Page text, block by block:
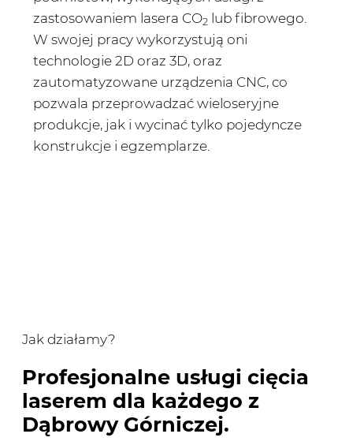
zastosowaniem lasera CO2 lub fibrowego.
W swojej pracy wykorzystują oni
technologie 2D oraz 3D, oraz
zautomatyzowane urządzenia CNC, co
pozwala przeprowadzać wieloseryjne
produkcje, jak i wycinać tylko pojedyncze
konstrukcje i egzemplarze.
Jak działamy?
Profesjonalne usługi cięcia
laserem dla każdego z
Dąbrowy Górniczej.